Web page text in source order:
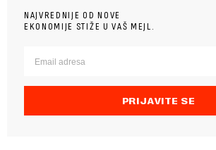
NAJVREDNIJE OD NOVE
EKONOMIJE STIŽE U VAŠ MEJL.
PRIJAVITE SE